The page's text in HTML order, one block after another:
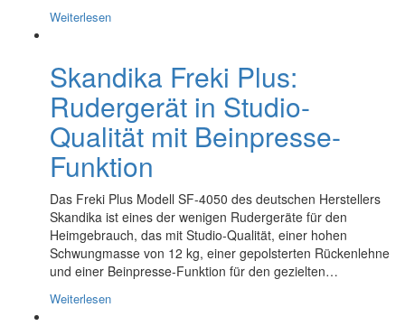
Weiterlesen
Skandika Freki Plus:
Rudergerät in Studio-
Qualität mit Beinpresse-
Funktion
Das Freki Plus Modell SF-4050 des deutschen Herstellers
Skandika ist eines der wenigen Rudergeräte für den
Heimgebrauch, das mit Studio-Qualität, einer hohen
Schwungmasse von 12 kg, einer gepolsterten Rückenlehne
und einer Beinpresse-Funktion für den gezielten…
Weiterlesen